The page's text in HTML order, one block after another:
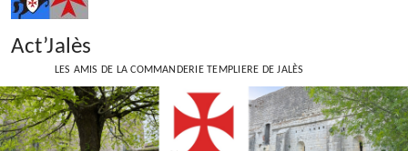
Act’Jalès
LES AMIS DE LA COMMANDERIE TEMPLIERE DE JALÈS